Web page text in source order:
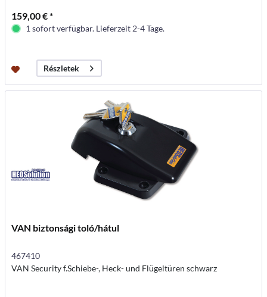
159,00 € *
1 sofort verfügbar. Lieferzeit 2-4 Tage.
Részletek
VAN biztonsági toló/hátul
467410
VAN Security f.Schiebe-, Heck- und Flügeltüren schwarz